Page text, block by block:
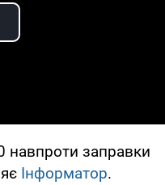
Video
навпроти заправки
Інформатор.